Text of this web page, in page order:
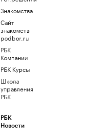
Знакомства
Сайт
знакомств
podbor.ru
РБК
Компании
РБК Курсы
Школа
управления
РБК
РБК
Новости